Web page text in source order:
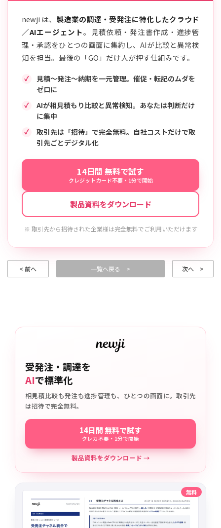
newji は、 製造業の調達・受発注に特化したクラウド
／AIエージェント。見積依頼・発注書作成・進捗管
理・承認をひとつの画面に集約し、AIが比較と異常検
知を担当。最後の「GO」だけ人が押す仕組みです。
見積〜発注〜納期を一元管理。催促・転記のムダを
ゼロに
AIが相見積もり比較と異常検知。あなたは判断だけ
に集中
取引先は「招待」で完全無料。自社コストだけで取
引先ごとデジタル化
14日間 無料で試す
クレジットカード不要・1分で開始
製品資料をダウンロード
※ 取引先から招待された企業様は完全無料でご利用いただけます
< 前へ 一覧へ戻る > 次へ >
受発注・調達を
AIで標準化
相見積比較も発注も進捗管理も、ひとつの画面に。取引先
は招待で完全無料。
14日間 無料で試す
クレカ不要・1分で開始
製品資料をダウンロード →
無料